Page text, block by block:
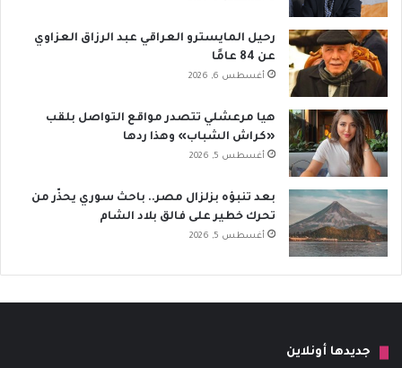
رحيل المايسترو العراقي عبد الرزاق العزاوي
عن 84 عامًا
أغسطس 6, 2026
هيا مرعشلي تتصدر مواقع التواصل بلقب
«كراش الشباب» وهذا ردها
أغسطس 5, 2026
بعد تنبؤه بزلزال مصر.. باحث سوري يحذّر من
تحرك خطير على فالق بلاد الشام
أغسطس 5, 2026
جديدها أونلاين